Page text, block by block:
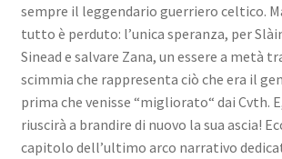
sempre il leggendario guerriero celtico.
tutto è perduto: l’unica speranza, per
Sinead e salvare Zana, un essere a metà
scimmia che rappresenta ciò che era il
prima che venisse “migliorato“ dai Cvth.
riuscirà a brandire di nuovo la sua ascia!
capitolo dell’ultimo arco narrativo